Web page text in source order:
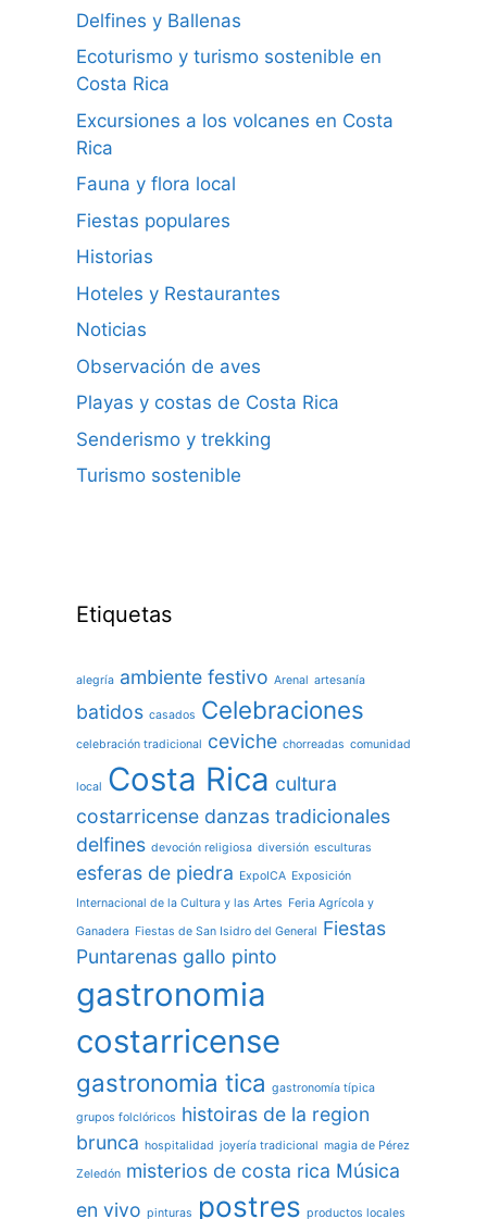
Delfines y Ballenas
Ecoturismo y turismo sostenible en
Costa Rica
Excursiones a los volcanes en Costa
Rica
Fauna y flora local
Fiestas populares
Historias
Hoteles y Restaurantes
Noticias
Observación de aves
Playas y costas de Costa Rica
Senderismo y trekking
Turismo sostenible
Etiquetas
alegría ambiente festivo Arenal artesanía
batidos casados Celebraciones
celebración tradicional ceviche chorreadas comunidad
local Costa Rica cultura
costarricense danzas tradicionales
delfines devoción religiosa diversión esculturas
esferas de piedra ExpoICA Exposición
Internacional de la Cultura y las Artes Feria Agrícola y
Ganadera Fiestas de San Isidro del General Fiestas
Puntarenas gallo pinto
gastronomia
costarricense
gastronomia tica gastronomía típica
grupos folclóricos histoiras de la region
brunca hospitalidad joyería tradicional magia de Pérez
Zeledón misterios de costa rica Música
en vivo pinturas postres productos locales